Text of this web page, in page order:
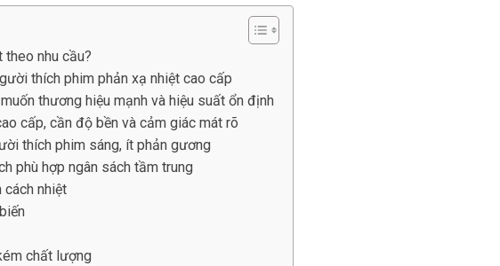
nhu cầu?
thích phim phản xạ nhiệt cao cấp
thương hiệu mạnh và hiệu suất ổn định
cấp, cần độ bền và cảm giác mát rõ
thích phim sáng, ít phản gương
phù hợp ngân sách tầm trung
cách nhiệt
chất lượng